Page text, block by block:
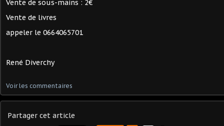
Vente de sous-mains : 2€
Vente de livres
appeler le 0664065701
René Diverchy
Voir les commentaires
Partager cet article